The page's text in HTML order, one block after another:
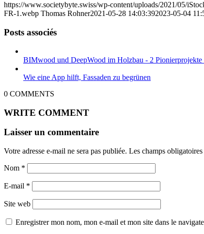
https://www.societybyte.swiss/wp-content/uploads/2021/05/
FR-1.webp Thomas Rohner2021-05-28 14:03:392023-05-04
Posts associés
BIMwood und DeepWood im Holzbau - 2
Wie eine App hilft, Fassaden zu begrünen
0 COMMENTS
WRITE COMMENT
Laisser un commentaire
Votre adresse e-mail ne sera pas publiée. Les champs
Nom *
E-mail *
Site web
Enregistrer mon nom, mon e-mail et mon site dans le